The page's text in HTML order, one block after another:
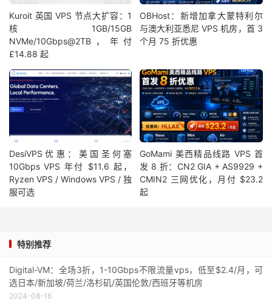
Kuroit 英国 VPS 节点大扩容：1
核1GB/15GB
NVMe/10Gbps@2TB，年付
£14.88 起
OBHost：新增加拿大蒙特利尔
与澳大利亚悉尼 VPS 机房，首 3
个月 75 折优惠
DesiVPS优惠：美国圣何塞
10Gbps VPS 年付 $11.6 起，
Ryzen VPS / Windows VPS / 独
服可选
GoMami 美西精品线路 VPS 首
发 8 折：CN2 GIA + AS9929 +
CMIN2 三网优化，月付 $23.2
起
特别推荐
Digital-VM：全场3折，1-10Gbps不限流量vps，低至$2.4/月，可
选日本/新加坡/荷兰/洛杉矶/英国伦敦/西班牙等机房
2024-08-16